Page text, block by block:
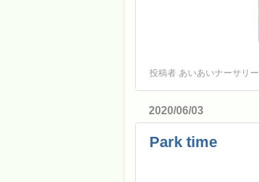
投稿者 あいあいナーサリー
2020/06/03
Park time